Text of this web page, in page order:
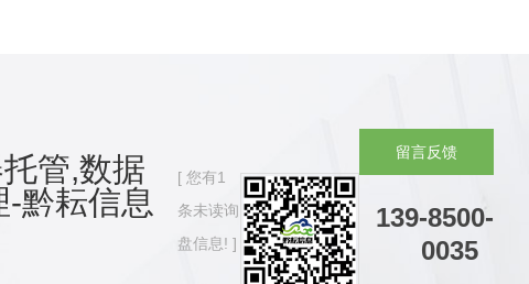
管,数据
黔耘信息
您有1
条未读询
盘信息!
留言反馈
139-8500-
0035